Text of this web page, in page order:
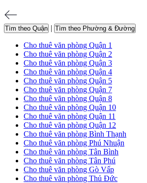
Tìm theo Quận | Tìm theo Phường & Đường
Cho thuê văn phòng Quận 1
Cho thuê văn phòng Quận 2
Cho thuê văn phòng Quận 3
Cho thuê văn phòng Quận 4
Cho thuê văn phòng Quận 5
Cho thuê văn phòng Quận 7
Cho thuê văn phòng Quận 8
Cho thuê văn phòng Quận 10
Cho thuê văn phòng Quận 11
Cho thuê văn phòng Quận 12
Cho thuê văn phòng Bình Thạnh
Cho thuê văn phòng Phú Nhuận
Cho thuê văn phòng Tân Bình
Cho thuê văn phòng Tân Phú
Cho thuê văn phòng Gò Vấp
Cho thuê văn phòng Thủ Đức